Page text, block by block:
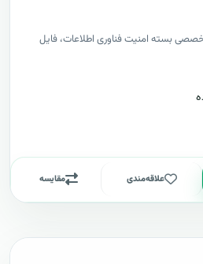
بسته امنیت فناوری اطلاعات، فایل
علاقه‌مندی مقایسه